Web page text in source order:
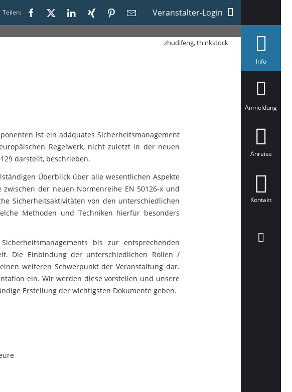
Teilen: Veranstalter-Login
zhudifeng, thinkstock
Infoa
ä
t
Anmeldung
Anreise
Kontakt
ist ein adäquates Sicherheitsmanagement
Regelwerk, nicht zuletzt in der neuen
darstellt, beschrieben.
Überblick über alle wesentlichen Aspekte
der neuen Normenreihe EN 50126-x und
Sicherheitsaktivitäten von den unterschiedlichen
Methoden und Techniken hierfür besonders
bis zur entsprechenden
Die Einbindung der unterschiedlichen Rollen /
weiteren Schwerpunkt der Veranstaltung dar.
ein. Wir werden diese vorstellen und unsere
Erstellung der wichtigsten Dokumente geben.